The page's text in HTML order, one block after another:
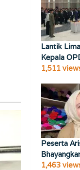
Lantik
Kepala
1,511
Peserta
1,463